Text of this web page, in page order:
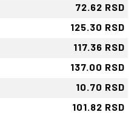
72.62 RSD
125.30 RSD
117.36 RSD
137.00 RSD
10.70 RSD
101.82 RSD